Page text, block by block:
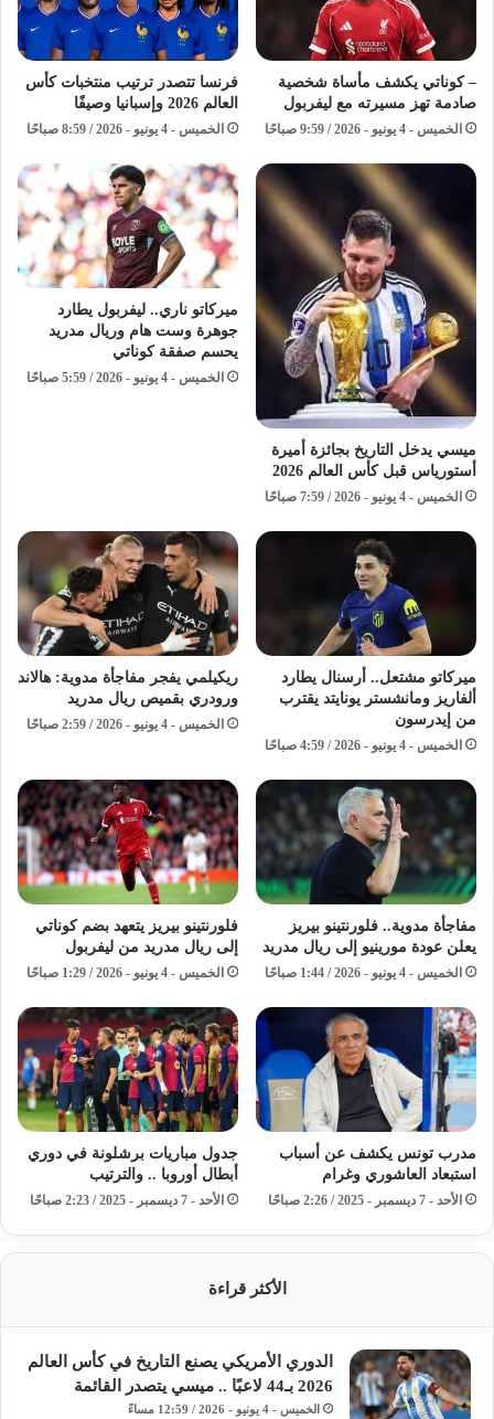
– كوناتي يكشف مأساة شخصية
صادمة تهز مسيرته مع ليفربول
الخميس - 4 يونيو - 2026 / 9:59 صباحًا
فرنسا تتصدر ترتيب منتخبات كأس
العالم 2026 وإسبانيا وصيفًا
الخميس - 4 يونيو - 2026 / 8:59 صباحًا
ميسي يدخل التاريخ بجائزة أميرة
أستورياس قبل كأس العالم 2026
الخميس - 4 يونيو - 2026 / 7:59 صباحًا
ميركاتو ناري.. ليفربول يطارد
جوهرة وست هام وريال مدريد
يحسم صفقة كوناتي
الخميس - 4 يونيو - 2026 / 5:59 صباحًا
ميركاتو مشتعل.. أرسنال يطارد
ألفاريز ومانشستر يونايتد يقترب
من إيدرسون
الخميس - 4 يونيو - 2026 / 4:59 صباحًا
ريكيلمي يفجر مفاجأة مدوية: هالاند
ورودري بقميص ريال مدريد
الخميس - 4 يونيو - 2026 / 2:59 صباحًا
مفاجأة مدوية.. فلورنتينو بيريز
يعلن عودة مورينيو إلى ريال مدريد
الخميس - 4 يونيو - 2026 / 1:44 صباحًا
فلورنتينو بيريز يتعهد بضم كوناتي
إلى ريال مدريد من ليفربول
الخميس - 4 يونيو - 2026 / 1:29 صباحًا
مدرب تونس يكشف عن أسباب
استبعاد العاشوري وغرام
الأحد - 7 ديسمبر - 2025 / 2:26 صباحًا
جدول مباريات برشلونة في دوري
أبطال أوروبا .. والترتيب
الأحد - 7 ديسمبر - 2025 / 2:23 صباحًا
الأكثر قراءة
الدوري الأمريكي يصنع التاريخ في كأس العالم
2026 بـ44 لاعبًا .. ميسي يتصدر القائمة
الخميس - 4 يونيو - 2026 / 12:59 مساءً